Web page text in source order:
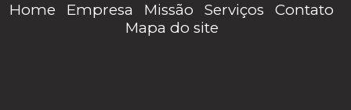
Home Empresa Missão Serviços
Contato
Mapa do site